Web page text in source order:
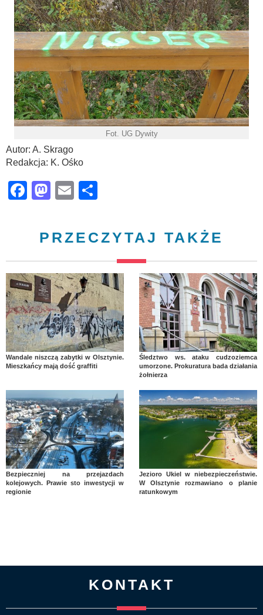
Fot. UG Dywity
Autor: A. Skrago
Redakcja: K. Ośko
Facebook
Mastodon
Email
PRZECZYTAJ TAKŻE
Wandale niszczą zabytki w Olsztynie.
Mieszkańcy mają dość graffiti
Śledztwo ws. ataku cudzoziemca
umorzone. Prokuratura bada działania
żołnierza
Bezpieczniej na przejazdach
kolejowych. Prawie sto inwestycji w
regionie
Jezioro Ukiel w niebezpieczeństwie.
W Olsztynie rozmawiano o planie
ratunkowym
KONTAKT